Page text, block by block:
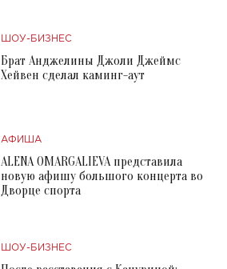
ШОУ-БИЗНЕС
Брат Анджелины Джоли Джеймс
Хейвен сделал каминг-аут
АФИША
ALENA OMARGALIEVA представила
новую афишу большого концерта во
Дворце спорта
ШОУ-БИЗНЕС